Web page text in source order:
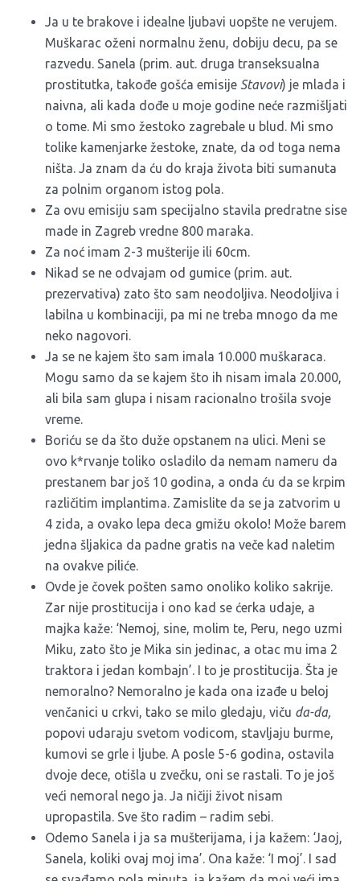
Ja u te brakove i idealne ljubavi uopšte ne verujem.
Muškarac oženi normalnu ženu, dobiju decu, pa se
razvedu. Sanela (prim. aut. druga transeksualna
prostitutka, takođe gošća emisije Stavovi) je mlada i
naivna, ali kada dođe u moje godine neće razmišljati
o tome. Mi smo žestoko zagrebale u blud. Mi smo
tolike kamenjarke žestoke, znate, da od toga nema
ništa. Ja znam da ću do kraja života biti sumanuta
za polnim organom istog pola.
Za ovu emisiju sam specijalno stavila predratne sise
made in Zagreb vredne 800 maraka.
Za noć imam 2-3 mušterije ili 60cm.
Nikad se ne odvajam od gumice (prim. aut.
prezervativa) zato što sam neodoljiva. Neodoljiva i
labilna u kombinaciji, pa mi ne treba mnogo da me
neko nagovori.
Ja se ne kajem što sam imala 10.000 muškaraca.
Mogu samo da se kajem što ih nisam imala 20.000,
ali bila sam glupa i nisam racionalno trošila svoje
vreme.
Boriću se da što duže opstanem na ulici. Meni se
ovo k*rvanje toliko osladilo da nemam nameru da
prestanem bar još 10 godina, a onda ću da se krpim
različitim implantima. Zamislite da se ja zatvorim u
4 zida, a ovako lepa deca gmižu okolo! Može barem
jedna šljakica da padne gratis na veče kad naletim
na ovakve piliće.
Ovde je čovek pošten samo onoliko koliko sakrije.
Zar nije prostitucija i ono kad se ćerka udaje, a
majka kaže: ‘Nemoj, sine, molim te, Peru, nego uzmi
Miku, zato što je Mika sin jedinac, a otac mu ima 2
traktora i jedan kombajn’. I to je prostitucija. Šta je
nemoralno? Nemoralno je kada ona izađe u beloj
venčanici u crkvi, tako se milo gledaju, viču da-da,
popovi udaraju svetom vodicom, stavljaju burme,
kumovi se grle i ljube. A posle 5-6 godina, ostavila
dvoje dece, otišla u zvečku, oni se rastali. To je još
veći nemoral nego ja. Ja ničiji život nisam
upropastila. Sve što radim – radim sebi.
Odemo Sanela i ja sa mušterijama, i ja kažem: ‘Jaoj,
Sanela, koliki ovaj moj ima’. Ona kaže: ‘I moj’. I sad